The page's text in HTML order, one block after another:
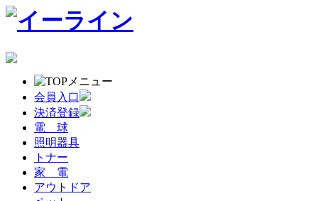
会員入口
決済登録
電 球
照明器具
トナー
家 電
アウトドア